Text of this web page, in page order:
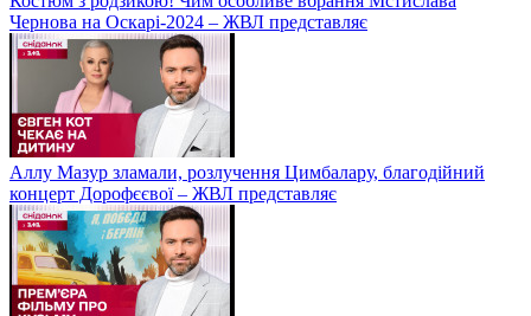
Чернова на Оскарі-2024 – ЖВЛ представляє
Аллу Мазур зламали, розлучення Цимбалару, благодійний
концерт Дорофєєвої – ЖВЛ представляє